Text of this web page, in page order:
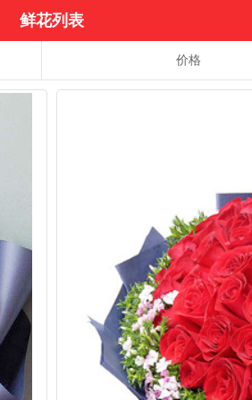
鲜花列表
价格